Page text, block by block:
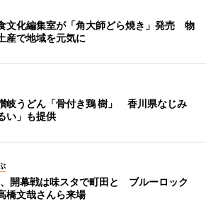
文化編集室が「角大師どら焼き」発売 物
産で地域を元気に
岐うどん「骨付き鶏 樹」 香川県なじみ
い」も提供
開幕戦は味スタで町田と ブルーロック
橋文哉さんら来場